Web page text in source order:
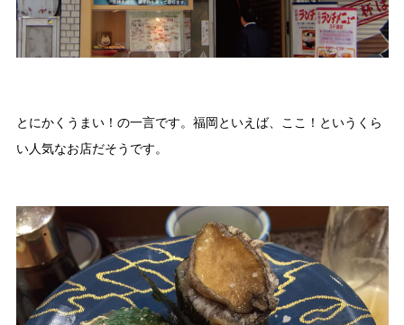
とにかくうまい！の一言です。福岡といえば、ここ！というくら
い人気なお店だそうです。